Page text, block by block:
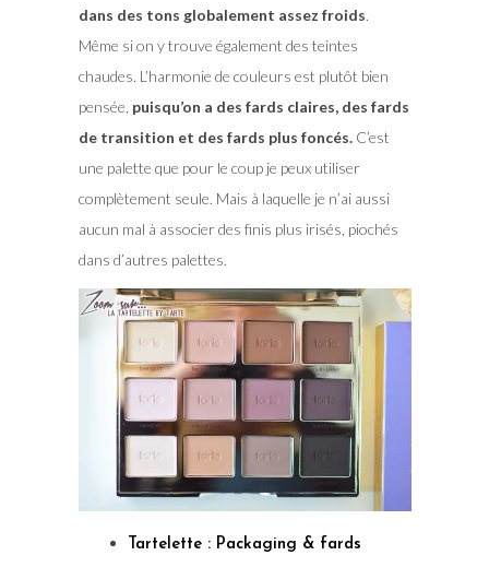
dans des tons globalement assez froids.
Même si on y trouve également des teintes
chaudes. L’harmonie de couleurs est plutôt bien
pensée, puisqu’on a des fards claires, des fards
de transition et des fards plus foncés.C’est
une palette que pour le coup je peux utiliser
complètement seule. Mais à laquelle je n’ai aussi
aucun mal à associer des finis plus irisés, piochés
dans d’autres palettes.
Tartelette : Packaging & fards